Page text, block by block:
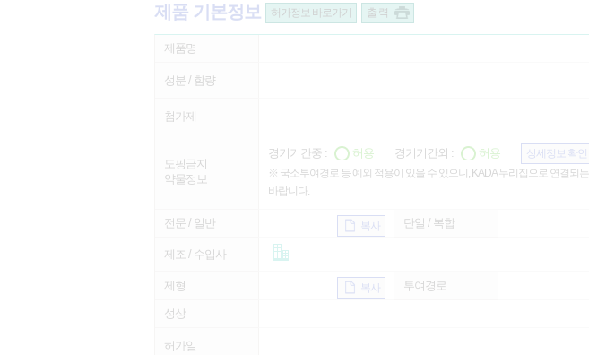
제품 기본정보 허가정보 바로가기 출 력
제품명
성분 / 함량
첨가제
도핑금지
약물정보
경기기간중 : 허용 경기기간외 : 허용
상세정보 확인
※ 국소투여경로 등 예외 적용이 있을 수 있으니, KADA 누리집으로 연결되는
바랍니다.
전문 / 일반 복사 단일 / 복합
제조 / 수입사
제형 복사 투여경로
성상
허가일